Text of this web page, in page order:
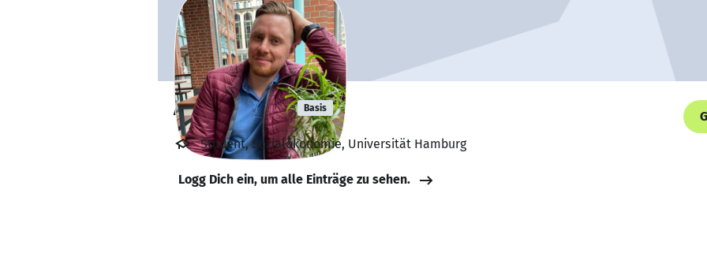
Alex Ehrlich Basis
Student, Sozialökonomie, Universität Hamburg
Logg Dich ein, um alle Einträge zu sehen.